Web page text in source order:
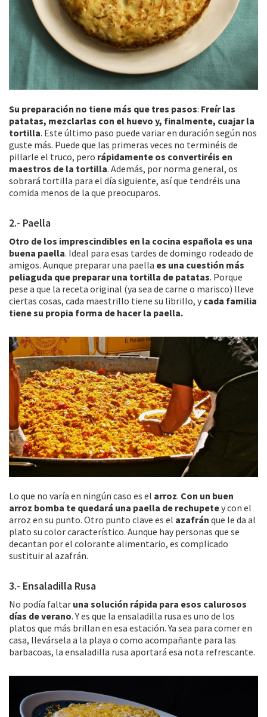
Su preparación no tiene más que tres pasos: Freír las
patatas, mezclarlas con el huevo y, finalmente, cuajar la
tortilla. Este último paso puede variar en duración según nos
guste más. Puede que las primeras veces no terminéis de
pillarle el truco, pero rápidamente os convertiréis en
maestros de la tortilla. Además, por norma general, os
sobrará tortilla para el día siguiente, así que tendréis una
comida menos de la que preocuparos.
2.- Paella
Otro de los imprescindibles en la cocina española es una
buena paella. Ideal para esas tardes de domingo rodeado de
amigos. Aunque preparar una paella es una cuestión más
peliaguda que preparar una tortilla de patatas. Porque
pese a que la receta original (ya sea de carne o marisco) lleve
ciertas cosas, cada maestrillo tiene su librillo, y cada familia
tiene su propia forma de hacer la paella.
Lo que no varía en ningún caso es el arroz. Con un buen
arroz bomba te quedará una paella de rechupetey con el
arroz en su punto. Otro punto clave es el azafrán que le da al
plato su color característico. Aunque hay personas que se
decantan por el colorante alimentario, es complicado
sustituir al azafrán.
3.- Ensaladilla Rusa
No podía faltar una solución rápida para esos calurosos
días de verano. Y es que la ensaladilla rusa es uno de los
platos que más brillan en esa estación. Ya sea para comer en
casa, llevársela a la playa o como acompañante para las
barbacoas, la ensaladilla rusa aportará esa nota refrescante.